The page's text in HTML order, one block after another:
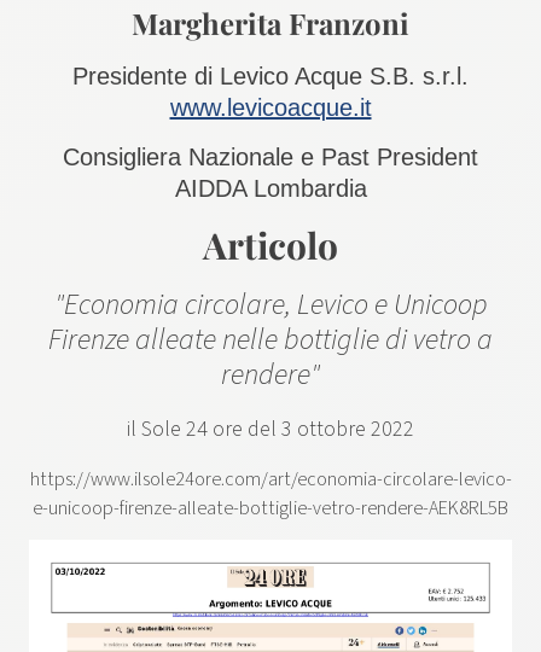
Margherita Franzoni
Presidente di Levico Acque S.B. s.r.l.
www.levicoacque.it
Consigliera Nazionale e Past President
AIDDA Lombardia
Articolo
"Economia circolare, Levico e Unicoop
Firenze alleate nelle bottiglie di vetro a
rendere"
il Sole 24 ore del 3 ottobre 2022
https://www.ilsole24ore.com/art/economia-circolare-levico-
e-unicoop-firenze-alleate-bottiglie-vetro-rendere-AEK8RL5B